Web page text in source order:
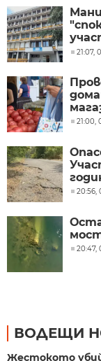
"ВиК
21:07,
21:00,
20:56,
20:47,
ВОДЕЩИ
Жестокото